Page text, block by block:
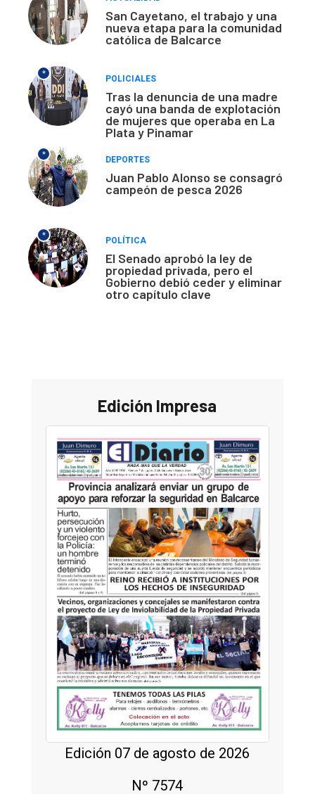
San Cayetano, el trabajo y una
nueva etapa para la comunidad
católica de Balcarce
*
POLICIALES
Tras la denuncia de una madre
cayó una banda de explotación
de mujeres que operaba en La
Plata y Pinamar
*
DEPORTES
Juan Pablo Alonso se consagró
campeón de pesca 2026
*
POLÍTICA
El Senado aprobó la ley de
propiedad privada, pero el
Gobierno debió ceder y eliminar
otro capítulo clave
Edición Impresa
Edición 07 de agosto de 2026
Nº 7574